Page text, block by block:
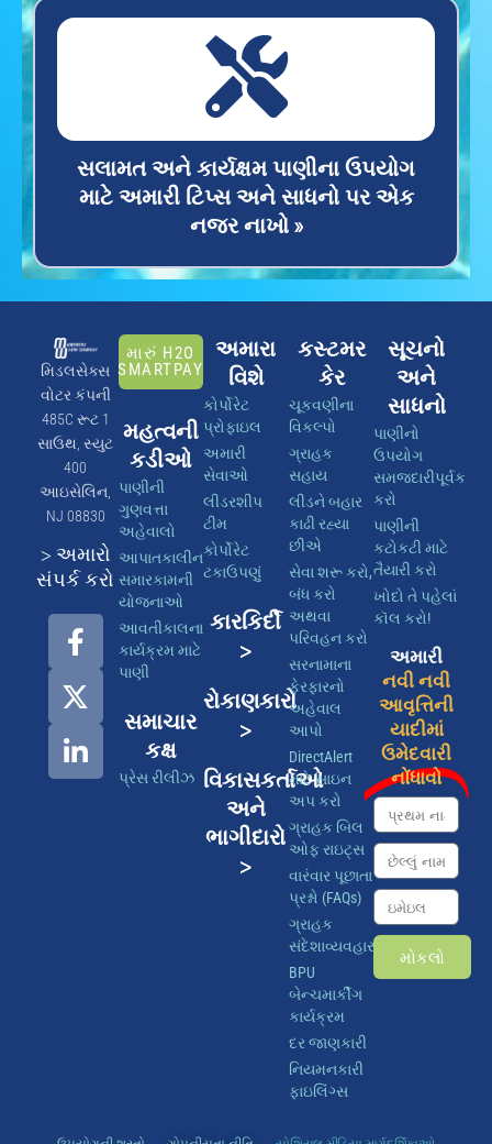
સલામત અને કાર્યક્ષમ પાણીના ઉપયોગ
માટે અમારી ટિપ્સ અને સાધનો પર એક
નજર નાખો »
મિડલસેક્સ
વોટર કંપની
485C રૂટ 1
સાઉથ, સ્યુટ
400
આઇસેલિન,
NJ 08830
> અમારો
સંપર્ક કરો
મારું H2O
SMARTPAY
મહત્વની
કડીઓ
પાણીની
ગુણવત્તા
અહેવાલો
આપાતકાલીન
સમારકામની
યોજનાઓ
આવતીકાલના
કાર્યક્રમ માટે
પાણી
સમાચાર
કક્ષ
પ્રેસ રીલીઝ
અમારા
વિશે
કોર્પોરેટ
પ્રોફાઇલ
અમારી
સેવાઓ
લીડરશીપ
ટીમ
કોર્પોરેટ
ટકાઉપણું
કારકિર્દી
>
રોકાણકારો
>
વિકાસકર્તાઓ
અને
ભાગીદારો
>
કસ્ટમર
કેર
ચૂકવણીના
વિકલ્પો
ગ્રાહક
સહાય
લીડને બહાર
કાઢી રહ્યા
છીએ
સેવા શરૂ કરો,
બંધ કરો
અથવા
પરિવહન કરો
સરનામાના
ફેરફારનો
અહેવાલ
આપો
DirectAlert
માટે સાઇન
અપ કરો
ગ્રાહક બિલ
ઓફ રાઇટ્સ
વારંવાર પૂછાતા
પ્રશ્નો (FAQs)
ગ્રાહક
સંદેશાવ્યવહાર
BPU
બેન્ચમાર્કીંગ
કાર્યક્રમ
દર જાણકારી
નિયમનકારી
ફાઇલિંગ્સ
સૂચનો
અને
સાધનો
પાણીનો
ઉપયોગ
સમજદારીપૂર્વક
કરો
પાણીની
કટોકટી માટે
તૈયારી કરો
ખોદો તે પહેલાં
કૉલ કરો!
અમારી
નવી નવી
આવૃત્તિની
યાદીમાં
ઉમેદવારી
નોંધાવો
મોકલો